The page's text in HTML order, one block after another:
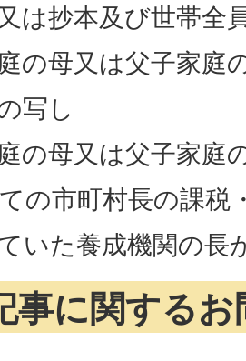
は抄本及び世帯全
の母又は父子家庭
写し
の母又は父子家庭
の市町村長の課税
いた養成機関の長
事に関する